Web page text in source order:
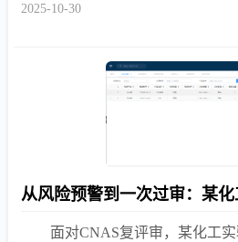
下、浪费
2025-10-30
面对CNAS复评审，某化工